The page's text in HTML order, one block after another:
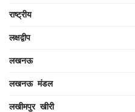
राष्ट्रीय
लक्षद्वीप
लखनऊ
लखनऊ मंडल
लखीमपुर खीरी